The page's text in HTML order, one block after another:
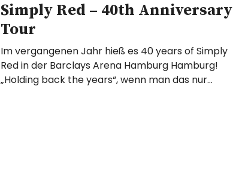
Simply Red – 40th Anniversary
Tour
Im vergangenen Jahr hieß es 40 years of Simply
Red in der Barclays Arena Hamburg Hamburg!
„Holding back the years“, wenn man das nur…